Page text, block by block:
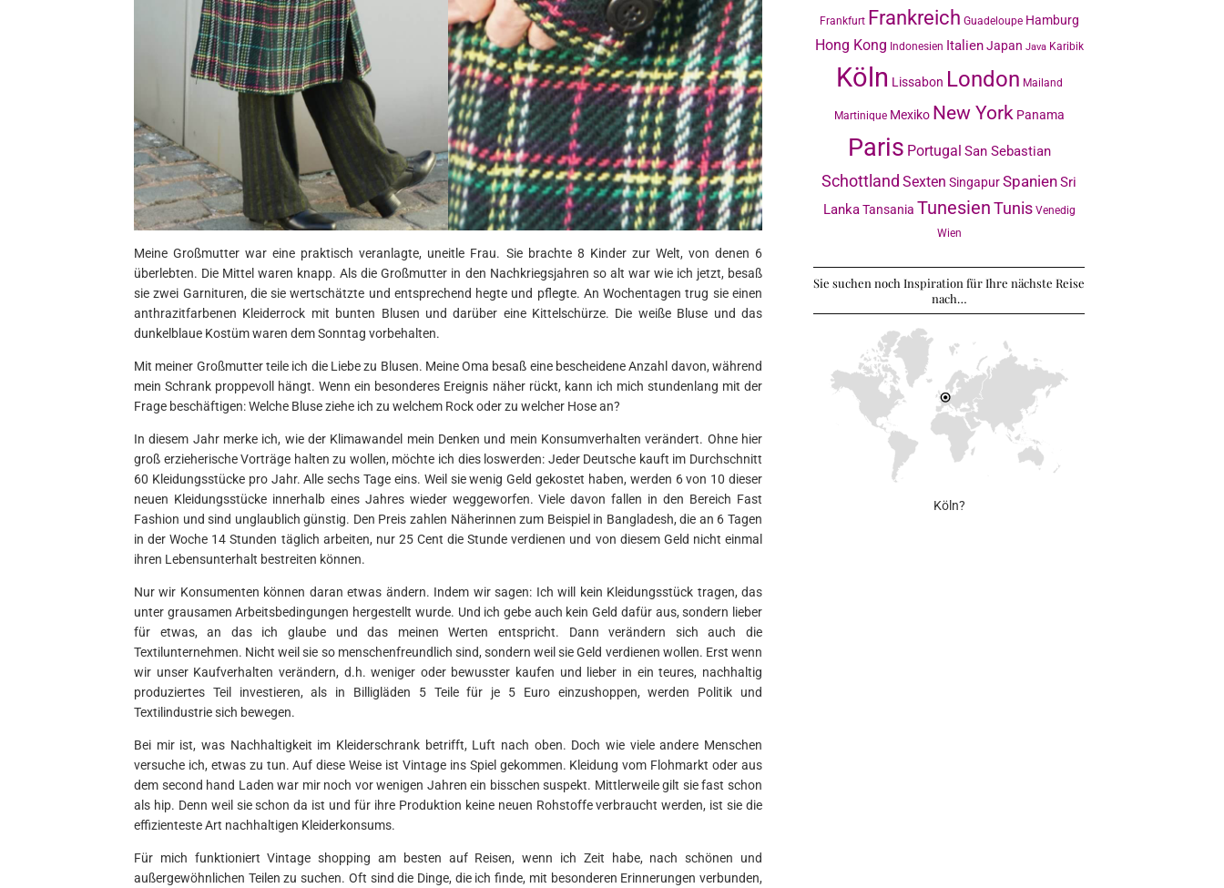
Meine Großmutter war eine praktisch veranlagte, uneitle Frau. Sie brachte 8 Kinder zur Welt, von denen 6
überlebten. Die Mittel waren knapp. Als die Großmutter in den Nachkriegsjahren so alt war wie ich jetzt, besaß
sie zwei Garnituren, die sie wertschätzte und entsprechend hegte und pflegte. An Wochentagen trug sie einen
anthrazitfarbenen Kleiderrock mit bunten Blusen und darüber eine Kittelschürze. Die weiße Bluse und das
dunkelblaue Kostüm waren dem Sonntag vorbehalten.
Mit meiner Großmutter teile ich die Liebe zu Blusen. Meine Oma besaß eine bescheidene Anzahl davon, während
mein Schrank proppevoll hängt. Wenn ein besonderes Ereignis näher rückt, kann ich mich stundenlang mit der
Frage beschäftigen: Welche Bluse ziehe ich zu welchem Rock oder zu welcher Hose an?
In diesem Jahr merke ich, wie der Klimawandel mein Denken und mein Konsumverhalten verändert. Ohne hier
groß erzieherische Vorträge halten zu wollen, möchte ich dies loswerden: Jeder Deutsche kauft im Durchschnitt
60 Kleidungsstücke pro Jahr. Alle sechs Tage eins. Weil sie wenig Geld gekostet haben, werden 6 von 10 dieser
neuen Kleidungsstücke innerhalb eines Jahres wieder weggeworfen. Viele davon fallen in den Bereich Fast
Fashion und sind unglaublich günstig. Den Preis zahlen Näherinnen zum Beispiel in Bangladesh, die an 6 Tagen
in der Woche 14 Stunden täglich arbeiten, nur 25 Cent die Stunde verdienen und von diesem Geld nicht einmal
ihren Lebensunterhalt bestreiten können.
Nur wir Konsumenten können daran etwas ändern. Indem wir sagen: Ich will kein Kleidungsstück tragen, das
unter grausamen Arbeitsbedingungen hergestellt wurde. Und ich gebe auch kein Geld dafür aus, sondern lieber
für etwas, an das ich glaube und das meinen Werten entspricht. Dann verändern sich auch die
Textilunternehmen. Nicht weil sie so menschenfreundlich sind, sondern weil sie Geld verdienen wollen. Erst wenn
wir unser Kaufverhalten verändern, d.h. weniger oder bewusster kaufen und lieber in ein teures, nachhaltig
produziertes Teil investieren, als in Billigläden 5 Teile für je 5 Euro einzushoppen, werden Politik und
Textilindustrie sich bewegen.
Bei mir ist, was Nachhaltigkeit im Kleiderschrank betrifft, Luft nach oben. Doch wie viele andere Menschen
versuche ich, etwas zu tun. Auf diese Weise ist Vintage ins Spiel gekommen. Kleidung vom Flohmarkt oder aus
dem second hand Laden war mir noch vor wenigen Jahren ein bisschen suspekt. Mittlerweile gilt sie fast schon
als hip. Denn weil sie schon da ist und für ihre Produktion keine neuen Rohstoffe verbraucht werden, ist sie die
effizienteste Art nachhaltigen Kleiderkonsums.
Für mich funktioniert Vintage shopping am besten auf Reisen, wenn ich Zeit habe, nach schönen und
außergewöhnlichen Teilen zu suchen. Oft sind die Dinge, die ich finde, mit besonderen Erinnerungen verbunden,
Frankfurt Frankreich Guadeloupe Hamburg
Hong Kong Indonesien Italien Japan Java Karibik
Köln Lissabon London Mailand
Martinique Mexiko New York Panama
Paris Portugal San Sebastian
Schottland Sexten SingapurSpanienSri
Lanka Tansania TunesienTunis Venedig
Wien
Sie suchen noch Inspiration für Ihre nächste Reise
nach…
Köln?